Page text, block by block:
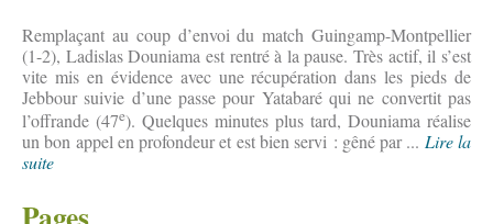
Remplaçant au coup d’envoi du match Guingamp-Montpellier
(1-2), Ladislas Douniama est rentré à la pause. Très actif, il s’est
vite mis en évidence avec une récupération dans les pieds de
Jebbour suivie d’une passe pour Yatabaré qui ne convertit pas
l’offrande (47e). Quelques minutes plus tard, Douniama réalise
un bon appel en profondeur et est bien servi : gêné par ... Lire la
suite